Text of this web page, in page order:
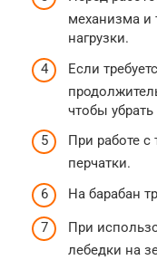
механизма и
нагрузки.
Если
чтобы убрать
При работе
перчатки.
На барабан
При
лебедки на